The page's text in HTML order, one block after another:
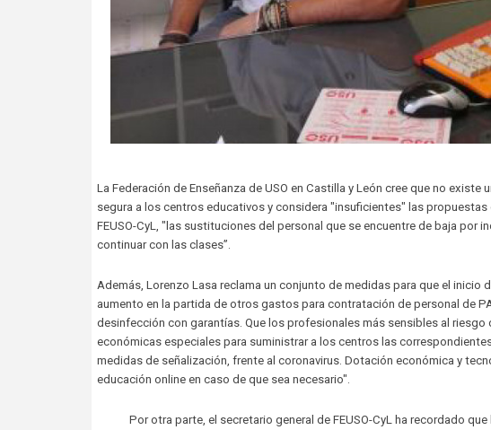
La Federación de Enseñanza de USO en Castilla y León cree que no
segura a los centros educativos y considera "insuficientes" las
FEUSO-CyL, "las sustituciones del personal que se encuentre de baja
continuar con las clases”.
Además, Lorenzo Lasa reclama un conjunto de medidas para que el inicio
aumento en la partida de otros gastos para contratación de personal de
desinfección con garantías. Que los profesionales más sensibles al
económicas especiales para suministrar a los centros las
medidas de señalización, frente al coronavirus. Dotación económica y
educación online en caso de que sea necesario".
Por otra parte, el secretario general de FEUSO-CyL ha recordado